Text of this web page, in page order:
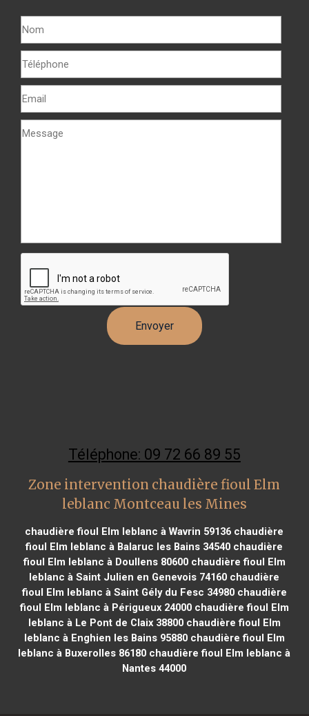
Téléphone: 09 72 66 89 55
Zone intervention chaudière fioul Elm
leblanc Montceau les Mines
chaudière fioul Elm leblanc à Wavrin 59136 chaudière
fioul Elm leblanc à Balaruc les Bains 34540 chaudière
fioul Elm leblanc à Doullens 80600chaudière fioul Elm
leblanc à Saint Julien en Genevois 74160 chaudière
fioul Elm leblanc à Saint Gély du Fesc 34980chaudière
fioul Elm leblanc à Périgueux 24000chaudière fioul Elm
leblanc à Le Pont de Claix 38800chaudière fioul Elm
leblanc à Enghien les Bains 95880chaudière fioul Elm
leblanc à Buxerolles 86180 chaudière fioul Elm leblanc à
Nantes 44000